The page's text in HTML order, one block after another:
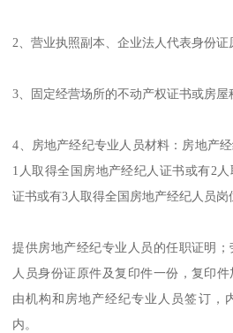
2、营业执照副本、企业法人代表身份证
3、固定经营场所的不动产权证书或房屋
4、房地产经纪专业人员材料：房地产
1人取得全国房地产经纪人证书或有2
证书或有3人取得全国房地产经纪人员岗
提供房地产经纪专业人员的任职证明
人员身份证原件及复印件一份，复印
由机构和房地产经纪专业人员签订，
内。